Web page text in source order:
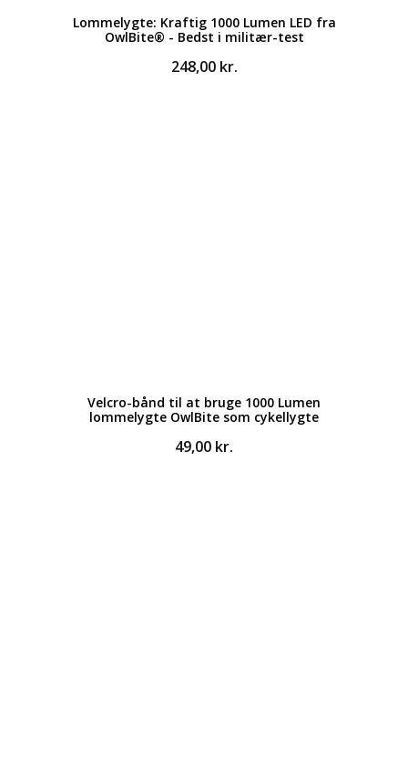
Lommelygte: Kraftig 1000 Lumen LED fra
OwlBite® - Bedst i militær-test
248,00 kr.
Velcro-bånd til at bruge 1000 Lumen
lommelygte OwlBite som cykellygte
49,00 kr.